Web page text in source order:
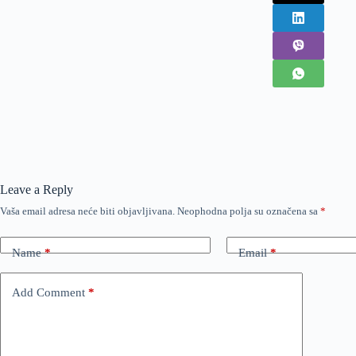
Leave a Reply
Vaša email adresa neće biti objavljivana. Neophodna polja su označena sa *
Name* Email*
Add Comment *